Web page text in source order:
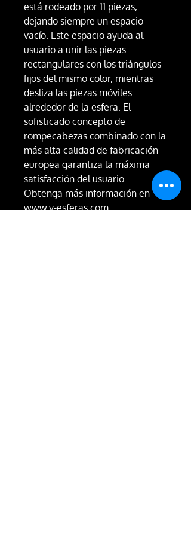
está rodeado por 11 piezas,
dejando siempre un espacio
vacío. Este espacio ayuda al
usuario a unir las piezas
rectangulares con los triángulos
fijos del mismo color, mientras
desliza las piezas móviles
alrededor de la esfera. El
sofisticado concepto de
rompecabezas combinado con la
más alta calidad de fabricación
europea garantiza la máxima
satisfacción del usuario.
Obtenga más información en
www.v-esferas.com